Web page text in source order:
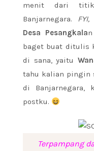
menit dari
Banjarnegara. FYI,
Desa Pesangkala
baget buat ditulis
di sana, yaitu
tahu kalian pingin
di
postku.
Terpampang